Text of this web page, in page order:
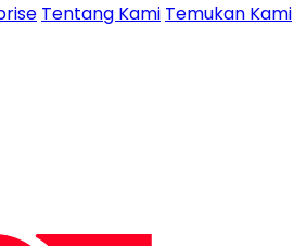
Tentang Kami Temukan Kami